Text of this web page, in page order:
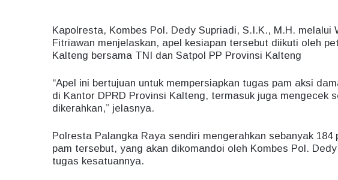
Kapolresta, Kombes Pol. Dedy Supriadi, S.I.K., M.H. melalui
Fitriawan menjelaskan, apel kesiapan tersebut diikuti oleh
Kalteng bersama TNI dan Satpol PP Provinsi Kalteng
“Apel ini bertujuan untuk mempersiapkan tugas pam aksi
di Kantor DPRD Provinsi Kalteng, termasuk juga mengecek
dikerahkan,” jelasnya.
Polresta Palangka Raya sendiri mengerahkan sebanyak
pam tersebut, yang akan dikomandoi oleh Kombes Pol.
tugas kesatuannya.